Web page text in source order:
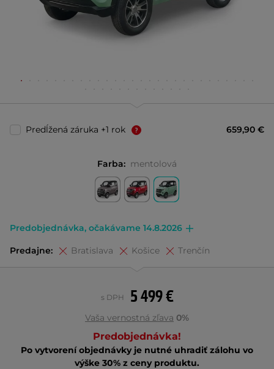
Predĺžená záruka +1 rok 659,90 €
Farba: mentolová
Predobjednávka, očakávame 14.8.2026
Predajne: Bratislava Košice Trenčín
5 499 €
s DPH
Vaša vernostná zľava 0%
Predobjednávka!
Po vytvorení objednávky je nutné uhradiť zálohu vo
výške 30% z ceny produktu.